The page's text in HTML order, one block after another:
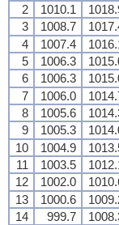
2
1010.1
3
1008.7
4
1007.4
5
1006.3
6
1006.3
7
1006.0
8
1005.6
9
1005.3
10
1004.9
11
1003.5
12
1002.0
13
1000.6
14
999.7